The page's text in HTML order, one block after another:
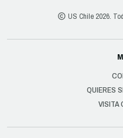
US Chile 2026.
QUIERES
VISITA